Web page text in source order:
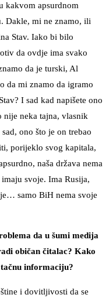
kakvom apsurdnom
Dakle, mi ne znamo, ili
Stav. Iako bi bilo
da ovdje ima svako
da je turski, Al
da mi znamo da igramo
I sad kad napišete ono
nije neka tajna, vlasnik
ono što je on trebao
porijeklo svog kapitala,
naša država nema
svoje. Ima Rusija,
samo BiH nema svoje
da u šumi medija
običan čitalac? Kako
informaciju?
i dovitljivosti da se